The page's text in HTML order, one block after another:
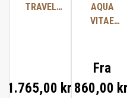
TRAVEL
1.765,00 kr.
AQUA
VITAE
Fra
860,00